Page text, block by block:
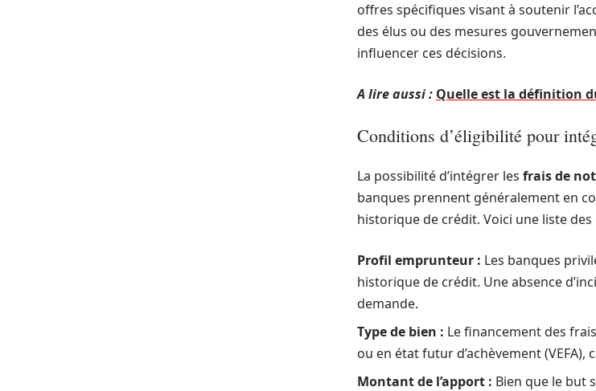
offres spécifiques visant à soutenir
des élus ou des mesures
influencer ces décisions.
A lire aussi : Quelle est la définition
Conditions d’éligibilité pour
La possibilité d’intégrer les frais de
banques prennent généralement en
historique de crédit. Voici une liste
Profil emprunteur : Les banques
historique de crédit. Une absence
demande.
Type de bien : Le financement des
ou en état futur d’achèvement
Montant de l’apport : Bien que le but